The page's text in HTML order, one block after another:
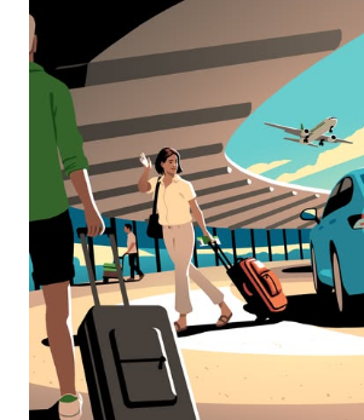
te
openen
en
een
datum
selecteren.
Druk
Escape
de
agenda
te
sluiten.